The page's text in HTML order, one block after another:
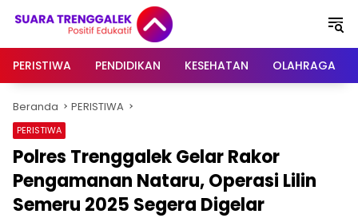
PERISTIWA
PENDIDIKAN KESEHATAN OLAHRAGA
Beranda PERISTIWA
PERISTIWA
Polres Trenggalek Gelar Rakor
Pengamanan Nataru, Operasi Lilin
Semeru 2025 Segera Digelar